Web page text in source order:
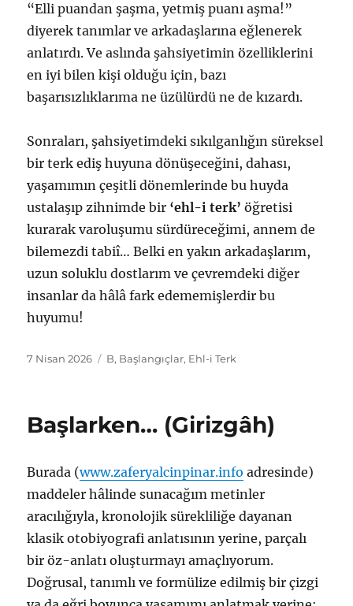
“Elli puandan şaşma, yetmiş puanı aşma!”
diyerek tanımlar ve arkadaşlarına eğlenerek
anlatırdı. Ve aslında şahsiyetimin özelliklerini
en iyi bilen kişi olduğu için, bazı
başarısızlıklarıma ne üzülürdü ne de kızardı.
Sonraları, şahsiyetimdeki sıkılganlığın süreksel
bir terk ediş huyuna dönüşeceğini, dahası,
yaşamımın çeşitli dönemlerinde bu huyda
ustalaşıp zihnimde bir ‘ehl-i terk’ öğretisi
kurarak varoluşumu sürdüreceğimi, annem de
bilemezdi tabiî… Belki en yakın arkadaşlarım,
uzun soluklu dostlarım ve çevremdeki diğer
insanlar da hâlâ fark edememişlerdir bu
huyumu!
Yayın
7 Nisan 2026 Etiketler
B, Başlangıçlar, Ehl-i Terk
Başlarken… (Girizgâh)
Burada (www.zaferyalcinpinar.info ⁠ adresinde)
maddeler hâlinde sunacağım metinler
aracılığıyla, kronolojik sürekliliğe dayanan
klasik otobiyografi anlatısının yerine, parçalı
bir öz-anlatı oluşturmayı amaçlıyorum.
Doğrusal, tanımlı ve formülize edilmiş bir çizgi